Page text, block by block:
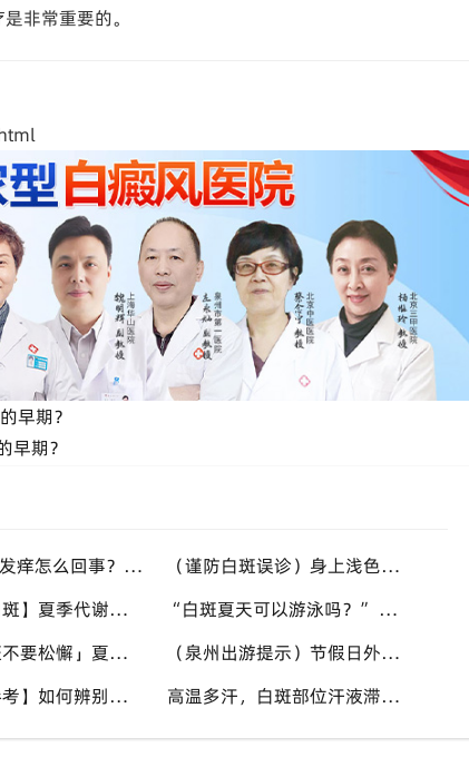
非常重要的。
早期？
早期？
“高温天白斑发痒怎么回事？” 多种因素会造成白斑处瘙痒，泉州中科白癜风医院讲解白斑发痒的处理方式
（谨防白斑误诊）身上浅色斑点不一定是白癜风，盲目用药危害皮肤，泉州中科白癜风医院建议先明确白斑类型
【多年顽固白斑】夏季代谢活跃，不要放弃调理机会，泉州中科白癜风医院建议结合自身情况定制改善思路
“白斑夏天可以游泳吗？” 池水刺激加日晒双重考验，泉州中科白癜风医院告知白癜风人群游泳防护要点
「稳定期白斑不要松懈」夏秋气候多变，很多患者白斑再度活跃，泉州中科白癜风医院定期复查很重要
（泉州出游提示）节假日外出，白癜风患者备好防晒用品，泉州中科白癜风医院避开白斑扩散各类诱因
【白斑自测参考】如何辨别白癜风与汗斑？夏秋汗斑高发易混淆，泉州中科白癜风医院专业鉴别白斑类型 高温多汗，白斑部位汗液滞留危害大，泉州中科白癜风医院提醒白癜风患者出汗后及时清洁肌肤